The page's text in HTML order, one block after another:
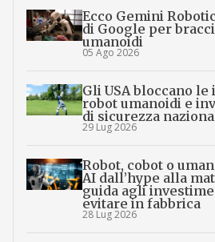
Ecco Gemini
di Google per
umanoidi
05 Ago 2026
Gli USA bloccano
robot umanoidi e
di sicurezza
29 Lug 2026
Robot, cobot o
AI dall’hype alla
guida agli
evitare in fabbrica
28 Lug 2026